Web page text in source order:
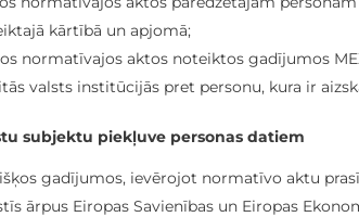
kārtībā un apjomā;
normatīvajos aktos noteiktos gadījumos
valsts institūcijās pret personu, kura ir
subjektu piekļuve personas datiem
gadījumos, ievērojot normatīvo aktu
ārpus Eiropas Savienības un Eiropas